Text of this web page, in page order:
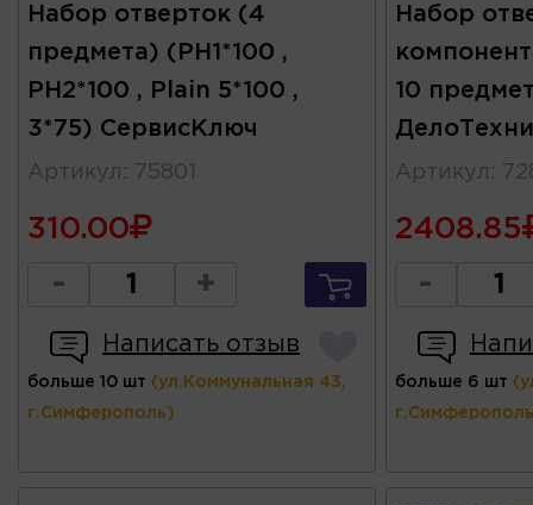
Набор отверток (4
предмета) (PH1*100 ,
PH2*100 , Plain 5*100 ,
3*75) СервисКлюч
Артикул : 75801
310.00
- +
Написать отзыв
больше 10 шт (ул.Коммунальная 43,
г.Симферополь)
Набор
10
Артикул :
2408.85
-
больше 6 шт